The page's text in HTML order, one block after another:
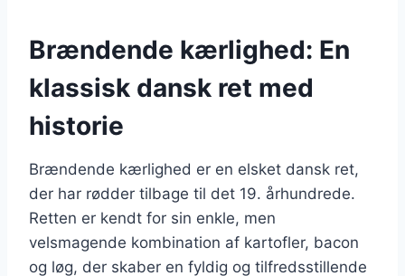
Brændende kærlighed: En
klassisk dansk ret med
historie
Brændende kærlighed er en elsket dansk ret,
der har rødder tilbage til det 19. århundrede.
Retten er kendt for sin enkle, men
velsmagende kombination af kartofler, bacon
og løg, der skaber en fyldig og tilfredsstillende